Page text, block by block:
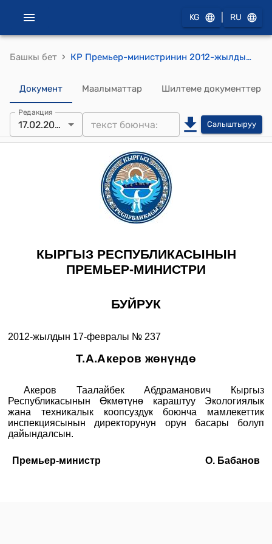
KG RU
Башкы бет › КР Премьер-министринин 2012-жылдын 17-февралындагы № 237 "Т.А.Акеров жөнүндө" буйругу
Документ Маалыматтар Шилтеме документтер
Редакция
17.02.2012 Салыштыруу